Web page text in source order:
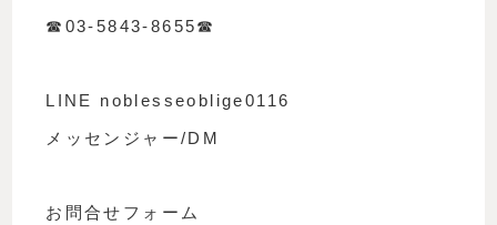
☎︎03-5843-8655☎︎
LINE noblesseoblige0116
メッセンジャー/DM
お問合せフォーム